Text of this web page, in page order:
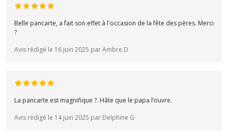
Belle pancarte, a fait son effet à l'occasion de la fête des pères. Merci
?
Avis rédigé le 16 juin 2025 par Ambre D
La pancarte est magnifique ?. Hâte que le papa l’ouvre.
Avis rédigé le 14 juin 2025 par Delphine G